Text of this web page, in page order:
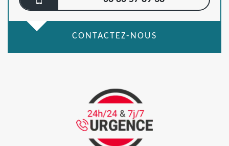
CONTACTEZ-NOUS